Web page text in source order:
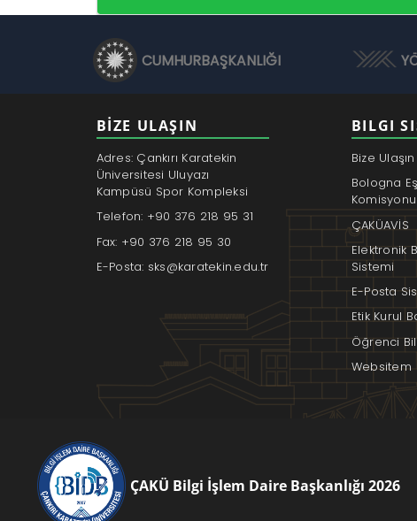
CUMHURBAŞKANLIĞI
BİZE ULAŞIN
Adres: Çankırı Karatekin
Üniversitesi Uluyazı
Kampüsü Spor Kompleksi
Telefon: +90 376 218 95 31
Fax: +90 376 218 95 30
E-Posta: sks@karatekin.edu.tr
BILGI
Bize Ulaşın
Bologna
Komisyonu
ÇAKÜAVİS
Elektronik
Sistemi
E-Posta
Etik Kurul
Öğrenci
Websitem
ÇAKÜ Bilgi İşlem Daire Başkanlığı 2026